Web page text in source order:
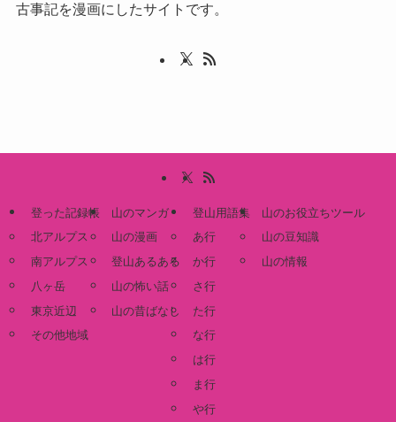
古事記を漫画にしたサイトです。
登った記録帳
北アルプス
南アルプス
八ヶ岳
東京近辺
その他地域
山のマンガ
山の漫画
登山あるある
山の怖い話
山の昔ばなし
登山用語集
あ行
か行
さ行
た行
な行
は行
ま行
や行
山のお役立ちツール
山の豆知識
山の情報